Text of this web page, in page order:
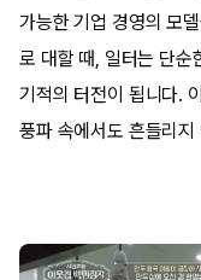
가능한 기업 경영의 모
로 대할 때, 일터는 단순
기적의 터전이 됩니다.
풍파 속에서도 흔들리